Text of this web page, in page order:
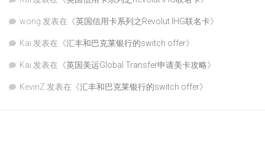
wong 发表在《英国信用卡系列之Revolut IHG联名卡》
Kai 发表在《汇丰和巴克莱银行的switch offer》
Kai 发表在《英国美运Global Transfer申请美卡攻略》
KevinZ 发表在《汇丰和巴克莱银行的switch offer》